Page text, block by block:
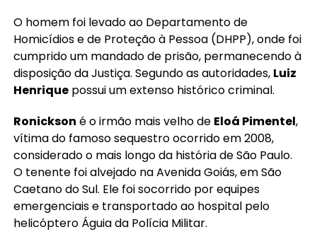
O homem foi levado ao Departamento de
Homicídios e de Proteção à Pessoa (DHPP), onde foi
cumprido um mandado de prisão, permanecendo à
disposição da Justiça. Segundo as autoridades, Luiz
Henriquepossui um extenso histórico criminal.
Ronickson é o irmão mais velho de Eloá Pimentel,
vítima do famoso sequestro ocorrido em 2008,
considerado o mais longo da história de São Paulo.
O tenente foi alvejado na Avenida Goiás, em São
Caetano do Sul. Ele foi socorrido por equipes
emergenciais e transportado ao hospital pelo
helicóptero Águia da Polícia Militar.